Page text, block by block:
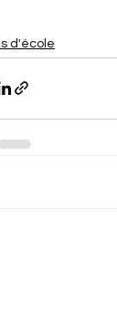
d'école